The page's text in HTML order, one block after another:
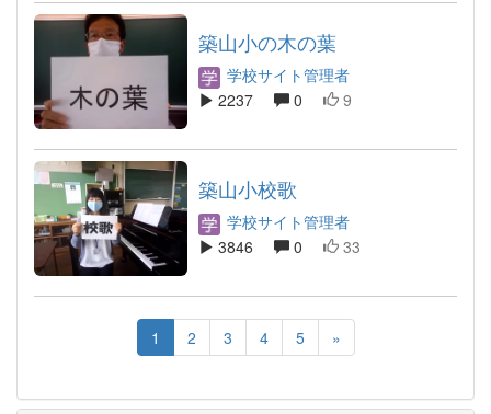
築山小の木の葉
学校サイト管理者
2237
0 9
築山小校歌
学校サイト管理者
3846
0 33
1 2 3 4 5 »